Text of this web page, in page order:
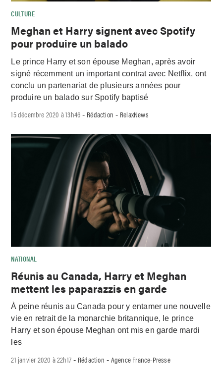
CULTURE
Meghan et Harry signent avec Spotify
pour produire un balado
Le prince Harry et son épouse Meghan, après avoir
signé récemment un important contrat avec Netflix, ont
conclu un partenariat de plusieurs années pour
produire un balado sur Spotify baptisé
15 décembre 2020 à 13h46 - Rédaction - RelaxNews
NATIONAL
Réunis au Canada, Harry et Meghan
mettent les paparazzis en garde
À peine réunis au Canada pour y entamer une nouvelle
vie en retrait de la monarchie britannique, le prince
Harry et son épouse Meghan ont mis en garde mardi
les
21 janvier 2020 à 22h17 - Rédaction - Agence France-Presse